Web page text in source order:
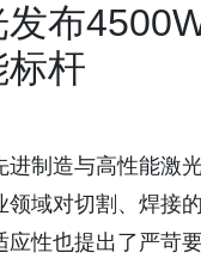
布
杆
制造与高性能激
域对切割、焊接
性也提出了严苛